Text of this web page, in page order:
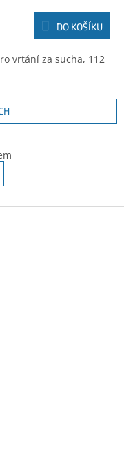
DO KOŠÍKU
vrtání za sucha, 112